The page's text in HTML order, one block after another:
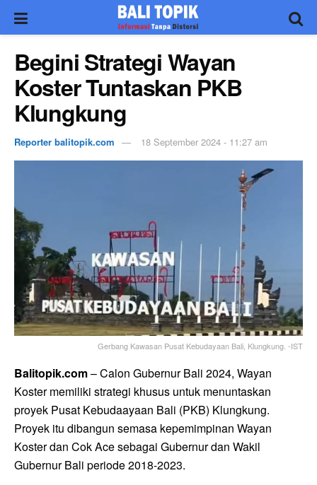
Begini Strategi Wayan
Koster Tuntaskan PKB
Klungkung
Reporter balitopik.com 18 September 2024 - 11:27 am
Gerbang Kawasan Pusat Kebudayaan Bali, Klungkung. -IST
Balitopik.com– Calon Gubernur Bali 2024, Wayan
Koster memiliki strategi khusus untuk menuntaskan
proyek Pusat Kebudaayaan Bali (PKB) Klungkung.
Proyek itu dibangun semasa kepemimpinan Wayan
Koster dan Cok Ace sebagai Gubernur dan Wakil
Gubernur Bali periode 2018-2023.